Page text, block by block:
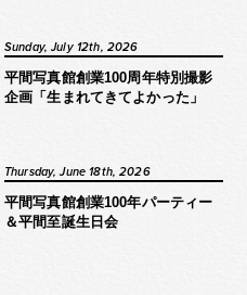
Sunday, July 12th, 2026
平間写真館創業100周年特別撮影
企画「生まれてきてよかった」
Thursday, June 18th, 2026
平間写真館創業100年パーティー
＆平間至誕生日会